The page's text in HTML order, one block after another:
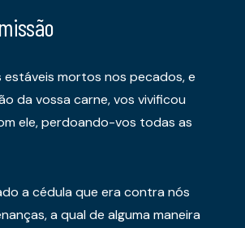
estáveis mortos nos pecados, e
da vossa carne, vos vivificou
ele, perdoando-vos todas as
a cédula que era contra nós
a qual de alguma maneira